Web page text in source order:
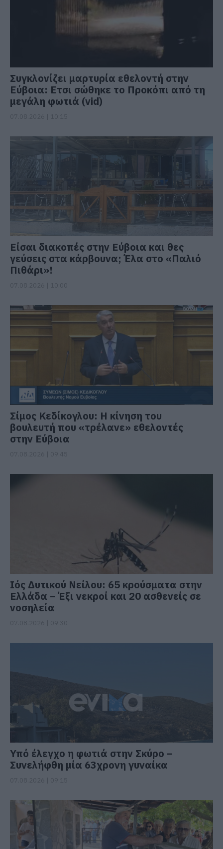
Συγκλονίζει μαρτυρία εθελοντή στην
Εύβοια: Ετσι σώθηκε το Προκόπι από τη
μεγάλη φωτιά (vid)
Είσαι διακοπές στην Εύβοια και θες
γεύσεις στα κάρβουνα; Έλα στο «Παλιό
Πιθάρι»!
Σίμος Κεδίκογλου: Η κίνηση του
βουλευτή που «τρέλανε» εθελοντές
στην Εύβοια
Ιός Δυτικού Νείλου: 65 κρούσματα στην
Ελλάδα – Έξι νεκροί και 20 ασθενείς σε
νοσηλεία
Υπό έλεγχο η φωτιά στην Σκύρο –
Συνελήφθη μία 63χρονη γυναίκα